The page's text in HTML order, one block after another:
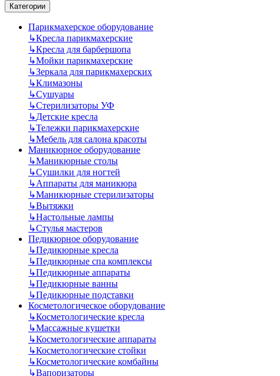
Категории
Парикмахерское оборудование
↳Кресла парикмахерские
↳Кресла для барбершопа
↳Мойки парикмахерские
↳Зеркала для парикмахерских
↳Климазоны
↳Сушуары
↳Стерилизаторы УФ
↳Детские кресла
↳Тележки парикмахерские
↳Мебель для салона красоты
Маникюрное оборудование
↳Маникюрные столы
↳Сушилки для ногтей
↳Аппараты для маникюра
↳Маникюрные стерилизаторы
↳Вытяжки
↳Настольные лампы
↳Стулья мастеров
Педикюрное оборудование
↳Педикюрные кресла
↳Педикюрные спа комплексы
↳Педикюрные аппараты
↳Педикюрные ванны
↳Педикюрные подставки
Косметологическое оборудование
↳Косметологические кресла
↳Массажные кушетки
↳Косметологические аппараты
↳Косметологические стойки
↳Косметологические комбайны
↳Вапоризаторы